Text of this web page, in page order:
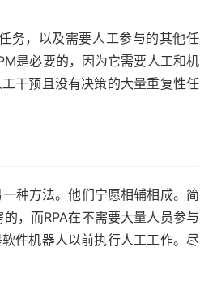
务，以及需要人工参与的其他任
是必要的，因为它需要人工和机
干预且没有决策的大量重复性任
种方法。他们宁愿相辅相成。简
，而RPA在不需要大量人员参与
件机器人以前执行人工工作。尽